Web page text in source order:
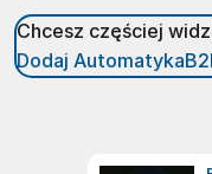
Chcesz częściej
Dodaj